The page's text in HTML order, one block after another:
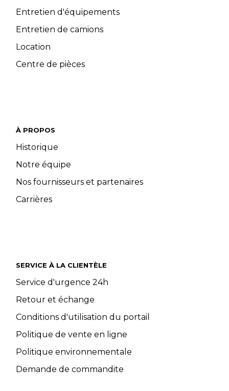
Entretien d'équipements
Entretien de camions
Location
Centre de pièces
À PROPOS
Historique
Notre équipe
Nos fournisseurs et partenaires
Carrières
SERVICE À LA CLIENTÈLE
Service d'urgence 24h
Retour et échange
Conditions d'utilisation du portail
Politique de vente en ligne
Politique environnementale
Demande de commandite